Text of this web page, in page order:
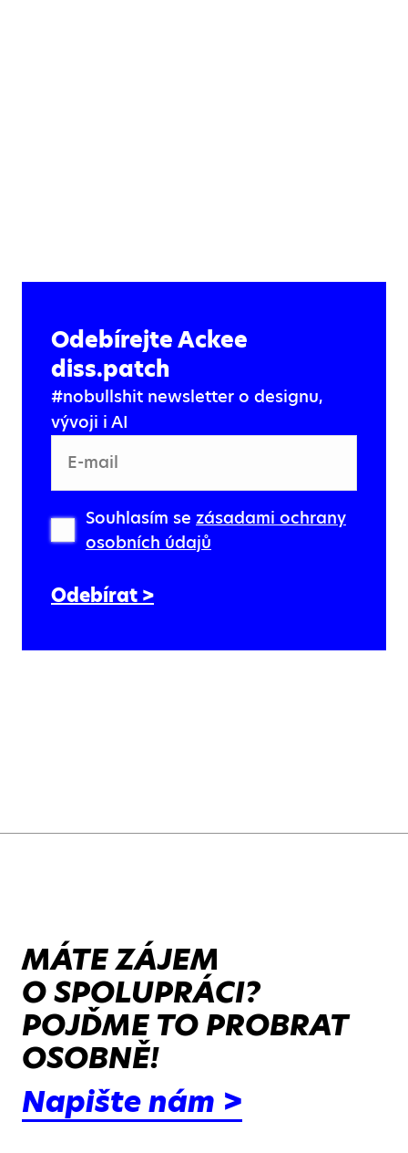
Odebírejte Ackee
diss.patch
#nobullshit newsletter o designu,
vývoji i AI
E-mail
Odebírat >
Souhlasím se zásadami ochrany
osobních údajů
MÁTE ZÁJEM
O SPOLUPRÁCI?
POJĎME TO PROBRAT
OSOBNĚ!
Napište nám >